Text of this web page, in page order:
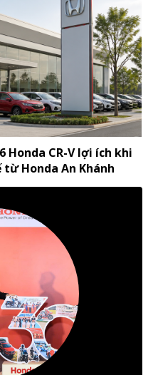
Honda CR-V lợi ích khi
Honda An Khánh